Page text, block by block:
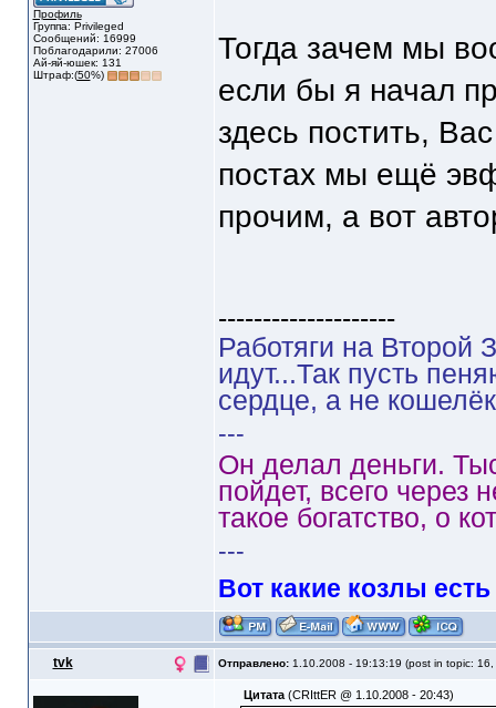
Профиль
Группа: Privileged
Сообщений: 16999
Поблагодарили: 27006
Ай-яй-юшек: 131
Штраф:(50%)
Тогда зачем мы
если бы я начал
здесь постить,
постах мы ещё
прочим, а вот
--------------------
Работяги на Второй
идут...Так пусть
сердце, а не кошелёк
---
Он делал деньги.
пойдет, всего через
такое богатство, о
---
Вот какие козлы
tvk Отправлено: 1.10.2008 - 19:13:19 (post in topic: 16,
Цитата(CRIttER @ 1.10.2008 - 20:43)